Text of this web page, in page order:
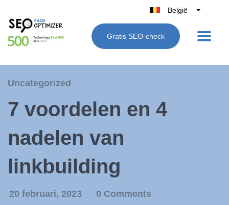
België
Belgique
Nederland
Gratis SEO-check
Uncategorized
7 voordelen en 4
nadelen van
linkbuilding
20 februari, 2023 0 Comments